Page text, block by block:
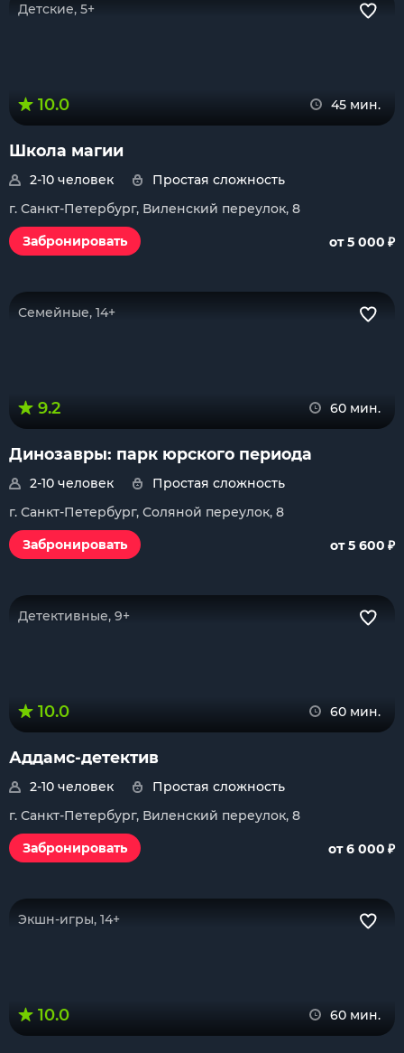
Детские, 5+
10.0 45 мин.
Школа магии
2-10 человек
Простая сложность
г. Санкт-Петербург, Виленский переулок, 8
Забронировать
от 5 000 ₽
Семейные, 14+
9.2 60 мин.
Динозавры: парк юрского периода
2-10 человек
Простая сложность
г. Санкт-Петербург, Соляной переулок, 8
Забронировать
от 5 600 ₽
Детективные, 9+
10.0 60 мин.
Аддамс-детектив
2-10 человек
Простая сложность
г. Санкт-Петербург, Виленский переулок, 8
Забронировать
от 6 000 ₽
Экшн-игры, 14+
10.0 60 мин.